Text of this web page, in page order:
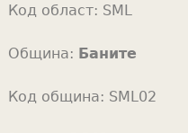
Код област: SML
Община: Баните
Код община: SML02